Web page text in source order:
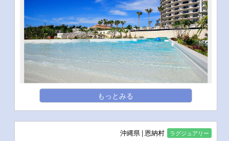
もっとみる
沖縄県 恩納村 ラグジュアリー